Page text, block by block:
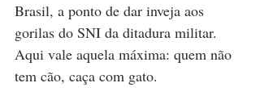
Brasil, a ponto de dar inveja aos
gorilas do SNI da ditadura militar.
Aqui vale aquela máxima: quem não
tem cão, caça com gato.